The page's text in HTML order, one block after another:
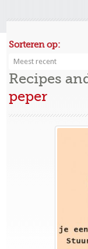
Sorteren op:
Meest recent
Recipes
peper